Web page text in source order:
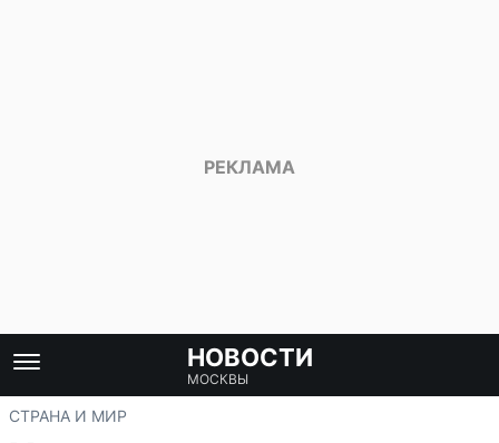
НОВОСТИ
МОСКВЫ
СТРАНА И МИР